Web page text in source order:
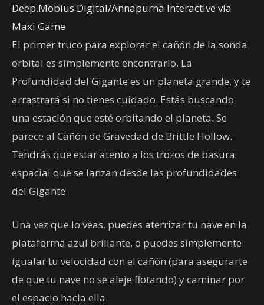
Deep.Mobius Digital/Annapurna Interactive via
Maxi Game
El primer truco para explorar el cañón de la sonda
orbital es simplemente encontrarlo. La
Profundidad del Gigante es un planeta grande, y te
arrastrará si no tienes cuidado. Estás buscando
una estación que esté orbitando el planeta. Se
parece al Cañón de Gravedad de Brittle Hollow.
Tendrás que estar atento a los trozos de basura
espacial que se lanzan desde las profundidades
del Gigante.
Una vez que lo veas, puedes aterrizar tu nave en la
plataforma azul brillante, o puedes simplemente
igualar tu velocidad con el cañón (para asegurarte
de que tu nave no se aleje flotando) y caminar por
el espacio hacia ella.